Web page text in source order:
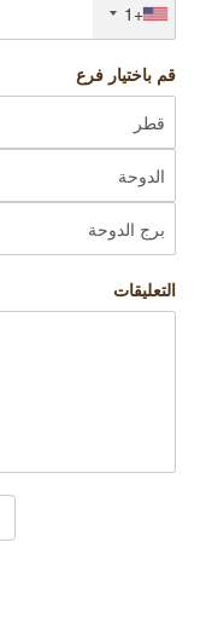
+1
قم باختيار فرع
التعليقات